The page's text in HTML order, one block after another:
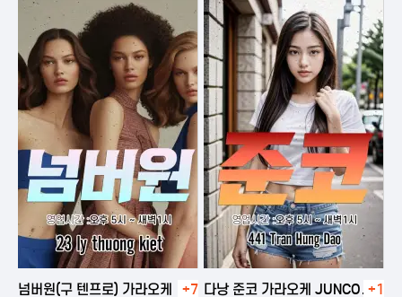
넘버원(구 텐프로) 가라오케 +7 다낭 준코 가라오케 JUNCO +1